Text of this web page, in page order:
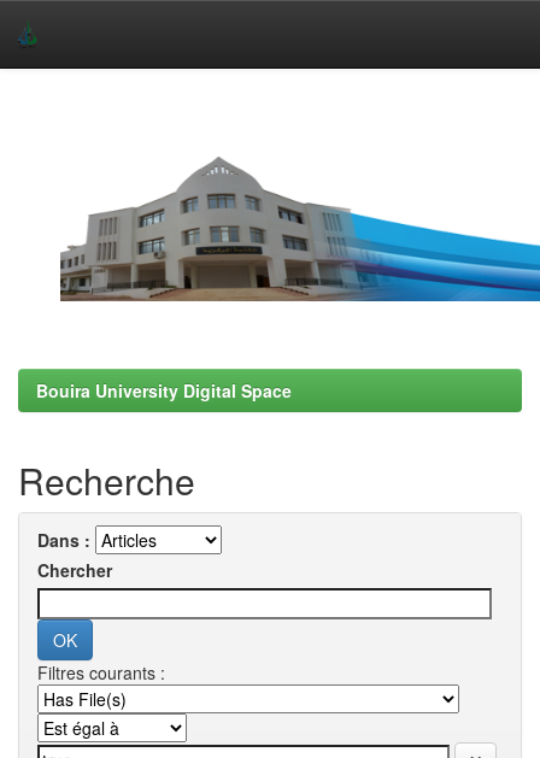
Bouira University Digital Space
Recherche
Dans :
Chercher
Filtres courants :